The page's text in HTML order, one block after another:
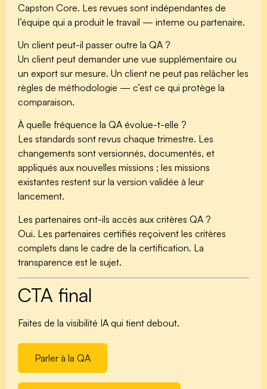
Capston Core. Les revues sont indépendantes de
l’équipe qui a produit le travail — interne ou partenaire.
Un client peut-il passer outre la QA ?
Un client peut demander une vue supplémentaire ou
un export sur mesure. Un client ne peut pas relâcher les
règles de méthodologie — c’est ce qui protège la
comparaison.
À quelle fréquence la QA évolue-t-elle ?
Les standards sont revus chaque trimestre. Les
changements sont versionnés, documentés, et
appliqués aux nouvelles missions ; les missions
existantes restent sur la version validée à leur
lancement.
Les partenaires ont-ils accès aux critères QA ?
Oui. Les partenaires certifiés reçoivent les critères
complets dans le cadre de la certification. La
transparence est le sujet.
CTA final
Faites de la visibilité IA qui tient debout.
Parler à la QA